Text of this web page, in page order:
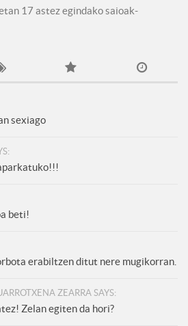
17 astez egindako saioak-
sexiago
beti!
erabiltzen ditut nere mugikorran.
ZEARRA SAYS:
Zelan egiten da hori?